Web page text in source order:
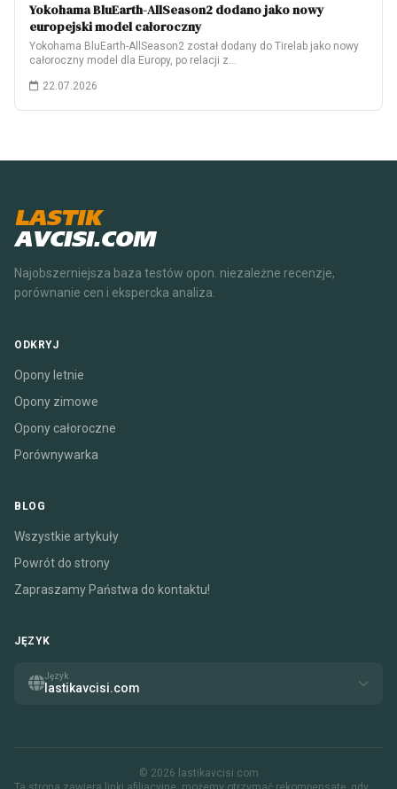
Yokohama BluEarth-AllSeason2 dodano jako nowy
europejski model całoroczny
Yokohama BluEarth-AllSeason2 został dodany do Tirelab jako nowy
całoroczny model dla Europy, po relacji z…
22.07.2026
LASTIK
AVCISI.COM
Najobszerniejsza baza testów opon. niezależne recenzje,
porównanie cen i ekspercka analiza.
ODKRYJ
Opony letnie
Opony zimowe
Opony całoroczne
Porównywarka
BLOG
Wszystkie artykuły
Powrót do strony
Zapraszamy Państwa do kontaktu!
JĘZYK
Język
lastikavcisi.com
© 2026 lastikavcisi.com